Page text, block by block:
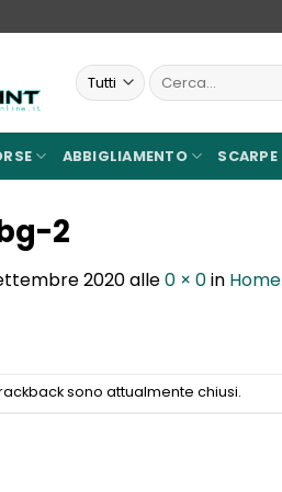
Cerca:
ABBIGLIAMENTO SCARPE
2
2020alle0 × 0in Home
sono attualmente chiusi.